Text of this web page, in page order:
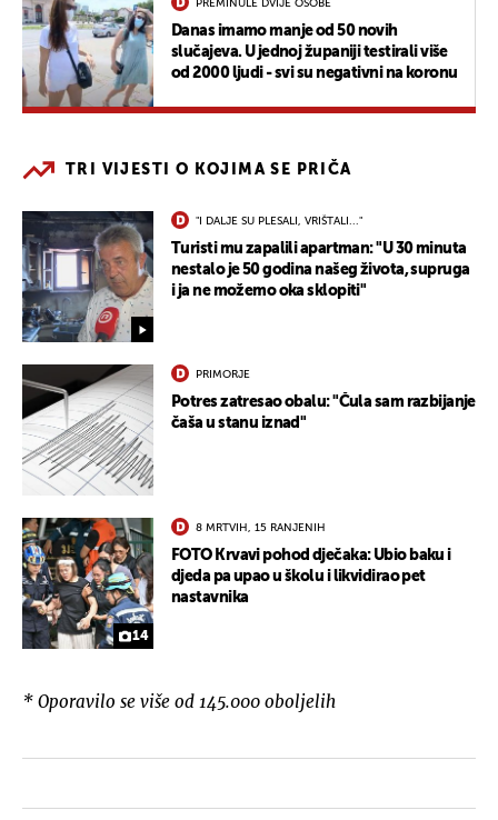
PREMINULE DVIJE OSOBE
Danas imamo manje od 50 novih
slučajeva. U jednoj županiji testirali više
od 2000 ljudi - svi su negativni na koronu
TRI VIJESTI O KOJIMA SE PRIČA
"I DALJE SU PLESALI, VRIŠTALI..."
Turisti mu zapalili apartman: "U 30 minuta
nestalo je 50 godina našeg života, supruga
i ja ne možemo oka sklopiti"
PRIMORJE
Potres zatresao obalu: "Čula sam razbijanje
čaša u stanu iznad"
14
8 MRTVIH, 15 RANJENIH
FOTO Krvavi pohod dječaka: Ubio baku i
djeda pa upao u školu i likvidirao pet
nastavnika
* Oporavilo se više od 145.000 oboljelih